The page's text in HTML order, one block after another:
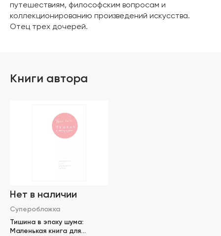
путешествиям, философским вопросам и
коллекционированию произведений искусства.
Отец трех дочерей.
Книги автора
Нет в наличии
Суперобложка
Тишина в эпоху шума:
Маленькая книга для